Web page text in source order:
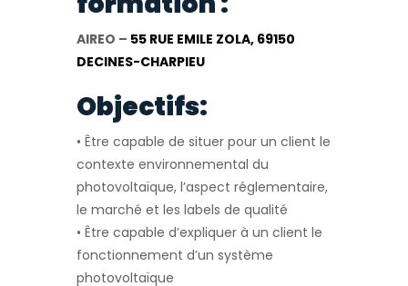
AIREO – 55 RUE EMILE ZOLA, 69150
DECINES-CHARPIEU
Objectifs:
• Être capable de situer pour un client le
contexte environnemental du
photovoltaïque, l’aspect réglementaire,
le marché et les labels de qualité
• Être capable d’expliquer à un client le
fonctionnement d’un système
photovoltaïque